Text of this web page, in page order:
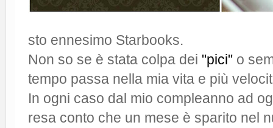
sto ennesimo Starbooks.
Non so se è stata colpa dei "pici" o
tempo passa nella mia vita e più
In ogni caso dal mio compleanno ad
resa conto che un mese è sparito nel